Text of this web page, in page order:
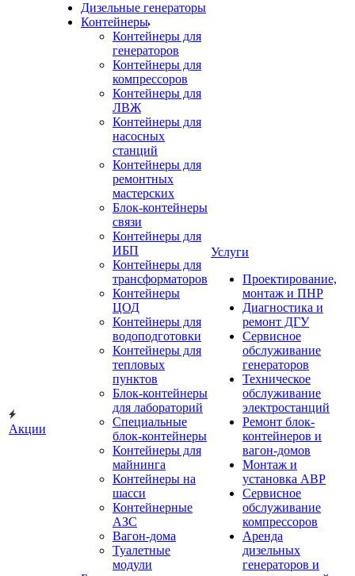
Акции
Дизельные генераторы
Контейнеры
Контейнеры для
генераторов
Контейнеры для
компрессоров
Контейнеры для
ЛВЖ
Контейнеры для
насосных
станций
Контейнеры для
ремонтных
мастерских
Блок-контейнеры
связи
Контейнеры для
ИБП
Контейнеры для
трансформаторов
Контейнеры
ЦОД
Контейнеры для
водоподготовки
Контейнеры для
тепловых
пунктов
Блок-контейнеры
для лабораторий
Специальные
блок-контейнеры
Контейнеры для
майнинга
Контейнеры на
шасси
Контейнерные
АЗС
Вагон-дома
Туалетные
модули
Услуги
Проектирование,
монтаж и ПНР
Диагностика и
ремонт ДГУ
Сервисное
обслуживание
генераторов
Техническое
обслуживание
электростанций
Ремонт блок-
контейнеров и
вагон-домов
Монтаж и
установка АВР
Сервисное
обслуживание
компрессоров
Аренда
дизельных
генераторов и